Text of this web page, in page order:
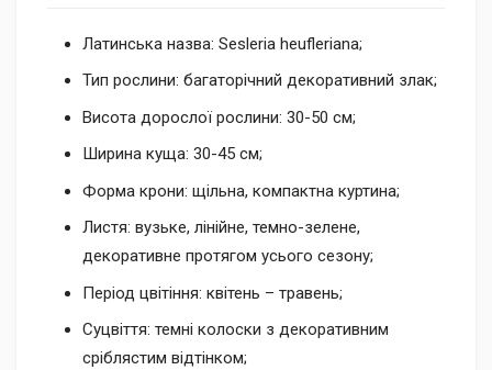
Латинська назва: Sesleria heufleriana;
Тип рослини: багаторічний декоративний злак;
Висота дорослої рослини: 30-50 см;
Ширина куща: 30-45 см;
Форма крони: щільна, компактна куртина;
Листя: вузьке, лінійне, темно-зелене,
декоративне протягом усього сезону;
Період цвітіння: квітень – травень;
Суцвіття: темні колоски з декоративним
сріблястим відтінком;